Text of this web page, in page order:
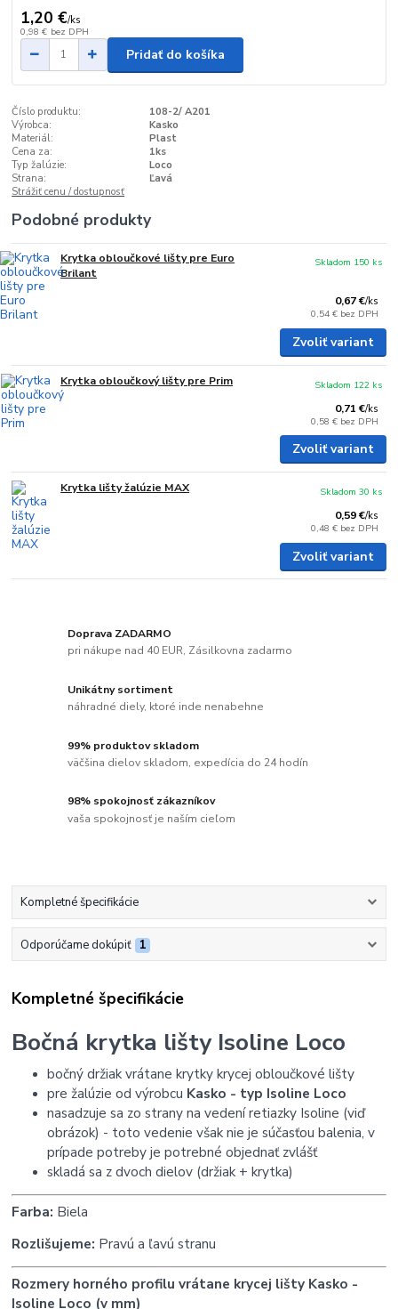
1,20 €/ks
0,98 € bez DPH
Pridať do košíka
Číslo produktu:
108-2/ A201
Výrobca:
Kasko
Materiál:
Plast
Cena za:
1ks
Typ žalúzie:
Loco
Strana:
Ľavá
Strážiť cenu / dostupnosť
Podobné produkty
Krytka obloučkové lišty pre Euro
Brilant
0,67 €/ks
0,54 € bez DPH
Skladom 150 ks
Zvoliť variant
Krytka obloučkový lišty pre Prim
0,71 €/ks
0,58 € bez DPH
Skladom 122 ks
Zvoliť variant
Krytka lišty žalúzie MAX
0,59 €/ks
0,48 € bez DPH
Skladom 30 ks
Zvoliť variant
Doprava ZADARMO
pri nákupe nad 40 EUR, Zásilkovna zadarmo
Unikátny sortiment
náhradné diely, ktoré inde nenabehne
99% produktov skladom
väčšina dielov skladom, expedícia do 24 hodín
98% spokojnosť zákazníkov
vaša spokojnosť je naším cieľom
Kompletné špecifikácie
Odporúčame dokúpiť 1
Kompletné špecifikácie
Bočná krytka lišty Isoline Loco
bočný držiak vrátane krytky krycej obloučkové lišty
pre žalúzie od výrobcu Kasko - typ Isoline Loco
nasadzuje sa zo strany na vedení retiazky Isoline (viď
obrázok) - toto vedenie však nie je súčasťou balenia, v
prípade potreby je potrebné objednať zvlášť
skladá sa z dvoch dielov (držiak + krytka)
Farba: Biela
Rozlišujeme: Pravú a ľavú stranu
Rozmery horného profilu vrátane krycej lišty Kasko -
Isoline Loco (v mm)